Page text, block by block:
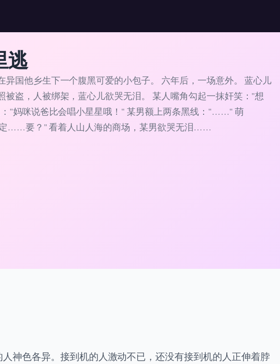
逃
国他乡生下一个腹黑可爱的小包子。 六年后，一场意外。 蓝心儿
盗，人被绑架，蓝心儿欲哭无泪。 某人嘴角勾起一抹奸笑："想
"妈咪说爸比会唱小星星哦！" 某男额上两条黑线："……" 萌
……要？" 看着人山人海的商场，某男欲哭无泪……
神色各异。接到机的人激动不已，还没有接到机的人正伸着脖